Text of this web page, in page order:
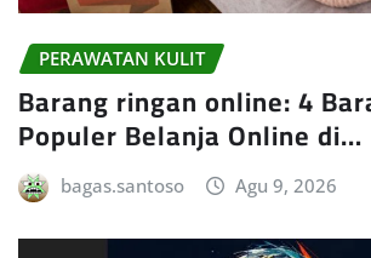
PERAWATAN KULIT
Barang ringan online: 4
Populer Belanja Online di…
bagas.santoso Agu 9, 2026